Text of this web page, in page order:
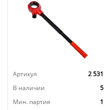
Артикул
2 531
В наличии
5
Мин. партия
1